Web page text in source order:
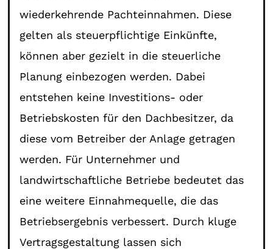
wiederkehrende Pachteinnahmen. Diese
gelten als steuerpflichtige Einkünfte,
können aber gezielt in die steuerliche
Planung einbezogen werden. Dabei
entstehen keine Investitions- oder
Betriebskosten für den Dachbesitzer, da
diese vom Betreiber der Anlage getragen
werden. Für Unternehmer und
landwirtschaftliche Betriebe bedeutet das
eine weitere Einnahmequelle, die das
Betriebsergebnis verbessert. Durch kluge
Vertragsgestaltung lassen sich